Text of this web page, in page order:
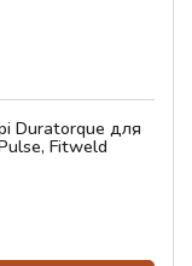
Duratorque для
Fitweld